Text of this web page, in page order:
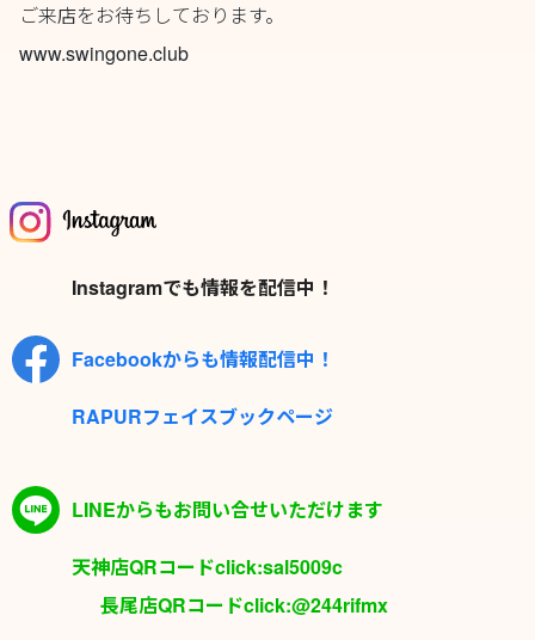
ご来店をお待ちしております。
www.swingone.club
Instagramでも情報を配信中！
Facebookからも情報配信中！
RAPURフェイスブックページ
LINEからもお問い合せいただけます
天神店QRコードclick:sal5009c
長尾店QRコードclick:@244rifmx